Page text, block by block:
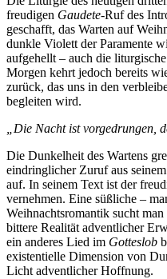
freudigen Gaudete-Ruf des
geschafft, das Warten auf
dunkle Violett der Paramente
aufgehellt – auch die
Morgen kehrt jedoch bereits
zurück, das uns in den
begleiten wird.
„Die Nacht ist vorgedrungen,
Die Dunkelheit des Wartens
eindringlicher Zuruf aus
auf. In seinem Text ist der
vernehmen. Eine süßliche –
Weihnachtsromantik sucht
bittere Realität adventlicher
ein anderes Lied im Gotteslob
existentielle Dimension von
Licht adventlicher Hoffnung.